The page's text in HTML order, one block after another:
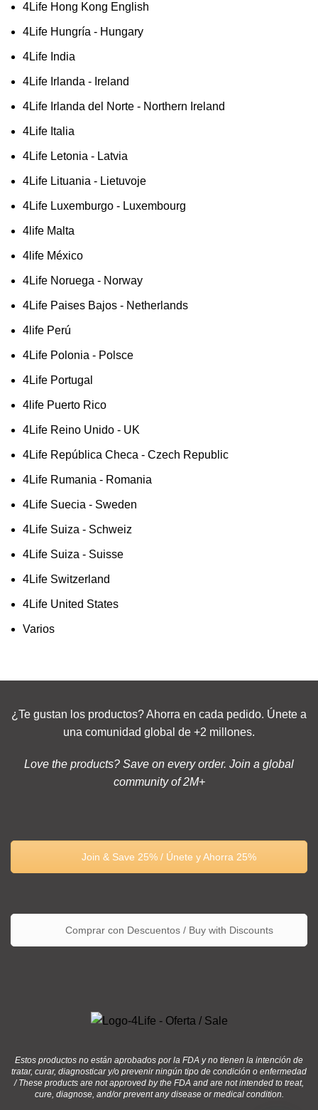
4Life Hong Kong English
4Life Hungría - Hungary
4Life India
4Life Irlanda - Ireland
4Life Irlanda del Norte - Northern Ireland
4Life Italia
4Life Letonia - Latvia
4Life Lituania - Lietuvoje
4Life Luxemburgo - Luxembourg
4life Malta
4life México
4Life Noruega - Norway
4Life Paises Bajos - Netherlands
4life Perú
4Life Polonia - Polsce
4Life Portugal
4life Puerto Rico
4Life Reino Unido - UK
4Life República Checa - Czech Republic
4Life Rumania - Romania
4Life Suecia - Sweden
4Life Suiza - Schweiz
4Life Suiza - Suisse
4Life Switzerland
4Life United States
Varios
¿Te gustan los productos? Ahorra en cada pedido. Únete a
una comunidad global de +2 millones.
Love the products? Save on every order. Join a global
community of 2M+
Join & Save 25% / Únete y Ahorra 25%
Comprar con Descuentos / Buy with Discounts
Estos productos no están aprobados por la FDA y no tienen la intención de
tratar, curar, diagnosticar y/o prevenir ningún tipo de condición o enfermedad
/ These products are not approved by the FDA and are not intended to treat,
cure, diagnose, and/or prevent any disease or medical condition.